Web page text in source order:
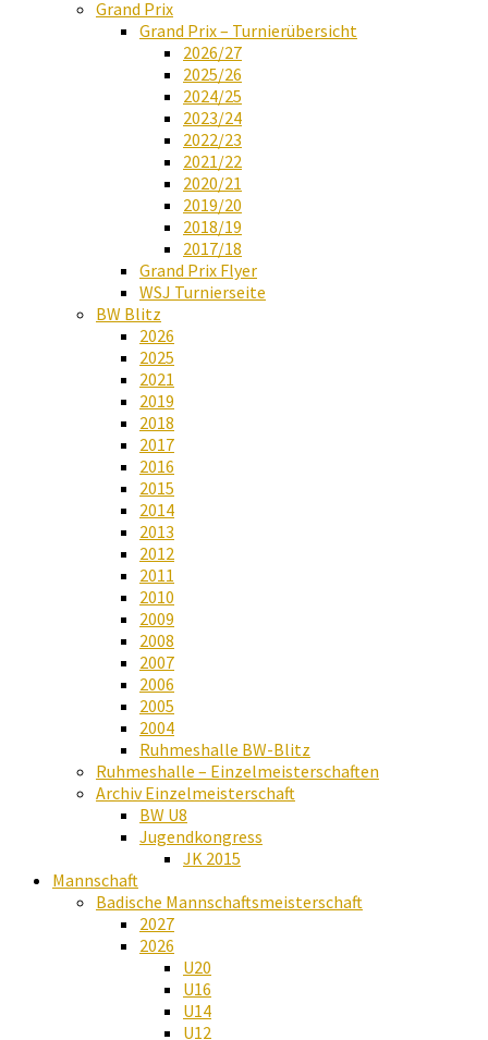
Grand Prix
Grand Prix – Turnierübersicht
2026/27
2025/26
2024/25
2023/24
2022/23
2021/22
2020/21
2019/20
2018/19
2017/18
Grand Prix Flyer
WSJ Turnierseite
BW Blitz
2026
2025
2021
2019
2018
2017
2016
2015
2014
2013
2012
2011
2010
2009
2008
2007
2006
2005
2004
Ruhmeshalle BW-Blitz
Ruhmeshalle – Einzelmeisterschaften
Archiv Einzelmeisterschaft
BW U8
Jugendkongress
JK 2015
Mannschaft
Badische Mannschaftsmeisterschaft
2027
2026
U20
U16
U14
U12